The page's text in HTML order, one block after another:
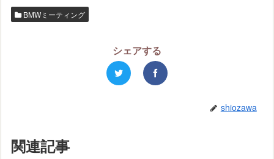
BMWミーティング
シェアする
shiozawa
関連記事